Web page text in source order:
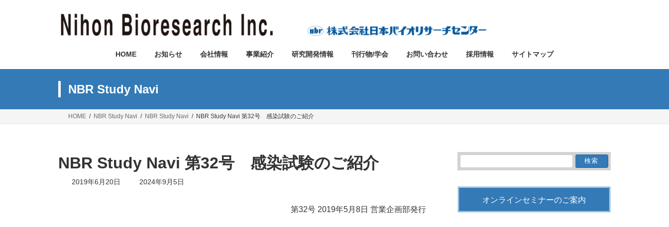
HOME お知らせ 会社情報 事業紹介 研究開発情報 刊行物/学会 お問い合わせ 採用情報 サイトマップ
NBR Study Navi
HOME NBR Study Navi NBR Study Navi NBR Study Navi 第32号 感染試験のご紹介
NBR Study Navi 第32号 感染試験のご紹介
2019年6月20日
最
2024年9月5日
第32号 2019年5月8日 営業企画部発行
索:
オンラインセミナーのご案内